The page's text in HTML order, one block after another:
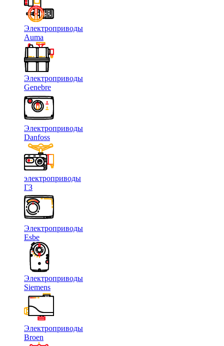
Электроприводы
Auma
Электроприводы
Genebre
Электроприводы
Danfoss
электроприводы
ГЗ
Электроприводы
Esbe
Электроприводы
Siemens
Электроприводы
Broen